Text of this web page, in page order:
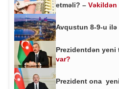
etməli? – Vəkildən
Avqustun 8-9-u ilə
Prezidentdən yeni
var?
Prezident ona